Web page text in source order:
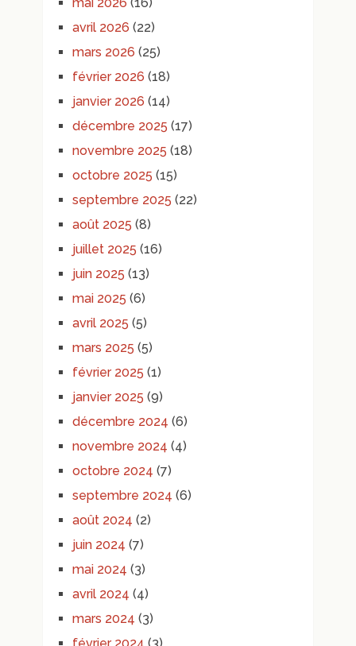
avril 2026 (22)
mars 2026 (25)
février 2026 (18)
janvier 2026 (14)
décembre 2025 (17)
novembre 2025 (18)
octobre 2025 (15)
septembre 2025 (22)
août 2025 (8)
juillet 2025 (16)
juin 2025 (13)
mai 2025 (6)
avril 2025 (5)
mars 2025 (5)
février 2025 (1)
janvier 2025 (9)
décembre 2024 (6)
novembre 2024 (4)
octobre 2024 (7)
septembre 2024 (6)
août 2024 (2)
juin 2024 (7)
mai 2024 (3)
avril 2024 (4)
mars 2024 (3)
février 2024 (3)